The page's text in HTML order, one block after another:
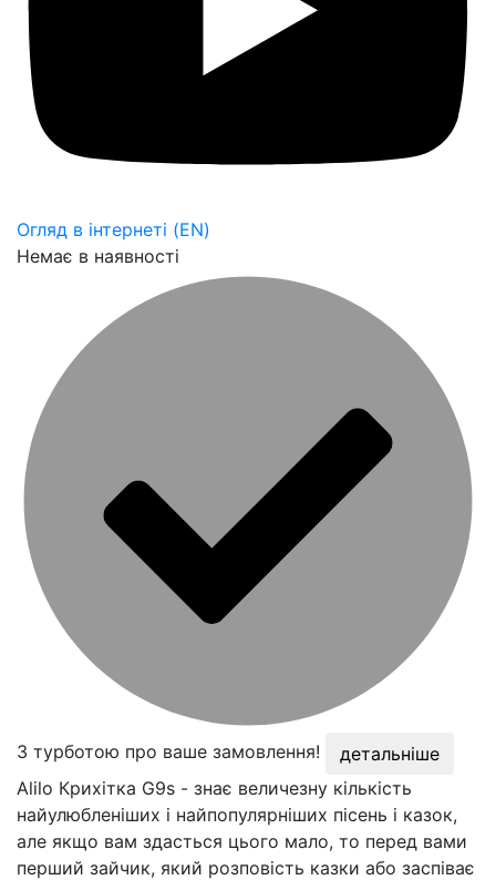
Огляд в інтернеті (EN)
Немає в наявності
З турботою про ваше замовлення!
детальніше
Alilo Крихітка G9s - знає величезну кількість
найулюбленіших і найпопулярніших пісень і казок,
але якщо вам здасться цього мало, то перед вами
перший зайчик, який розповість казки або заспіває